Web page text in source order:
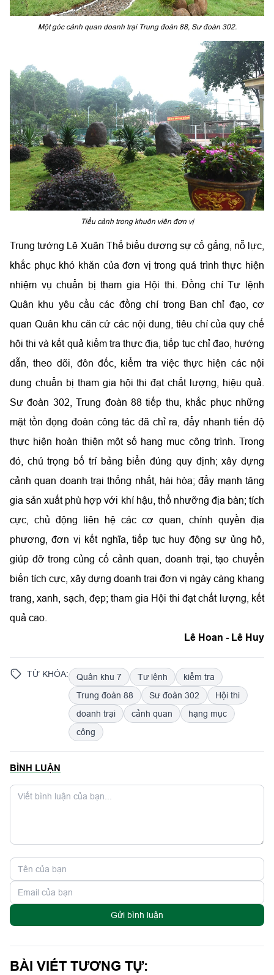
Một góc cảnh quan doanh trại Trung đoàn 88, Sư đoàn 302.
Tiểu cảnh trong khuôn viên đơn vị
Trung tướng Lê Xuân Thế biểu dương sự cố gắng, nỗ lực,
khắc phục khó khăn của đơn vị trong quá trình thực hiện
nhiệm vụ chuẩn bị tham gia Hội thi. Đồng chí Tư lệnh
Quân khu yêu cầu các đồng chí trong Ban chỉ đạo, cơ
quan Quân khu căn cứ các nội dung, tiêu chí của quy chế
hội thi và kết quả kiểm tra thực địa, tiếp tục chỉ đạo, hướng
dẫn, theo dõi, đôn đốc, kiểm tra việc thực hiện các nội
dung chuẩn bị tham gia hội thi đạt chất lượng, hiệu quả.
Sư đoàn 302, Trung đoàn 88 tiếp thu, khắc phục những
mặt tồn đọng đoàn công tác đã chỉ ra, đẩy nhanh tiến độ
thực hiện hoàn thiện một số hạng mục công trình. Trong
đó, chú trọng bố trí bảng biển đúng quy định; xây dựng
cảnh quan doanh trại thống nhất, hài hòa; đẩy mạnh tăng
gia sản xuất phù hợp với khí hậu, thổ nhưỡng địa bàn; tích
cực, chủ động liên hệ các cơ quan, chính quyền địa
phương, đơn vị kết nghĩa, tiếp tục huy động sự ủng hộ,
giúp đỡ trong củng cố cảnh quan, doanh trại, tạo chuyển
biến tích cực, xây dựng doanh trại đơn vị ngày càng khang
trang, xanh, sạch, đẹp; tham gia Hội thi đạt chất lượng, kết
quả cao.
Lê Hoan - Lê Huy
TỪ KHÓA: Quân khu 7 Tư lệnh
kiểm tra
Trung đoàn 88
Sư đoàn 302
Hội thi
doanh trại
cảnh quan
hạng mục
công
BÌNH LUẬN
Gửi bình luận
BÀI VIẾT TƯƠNG TỰ: